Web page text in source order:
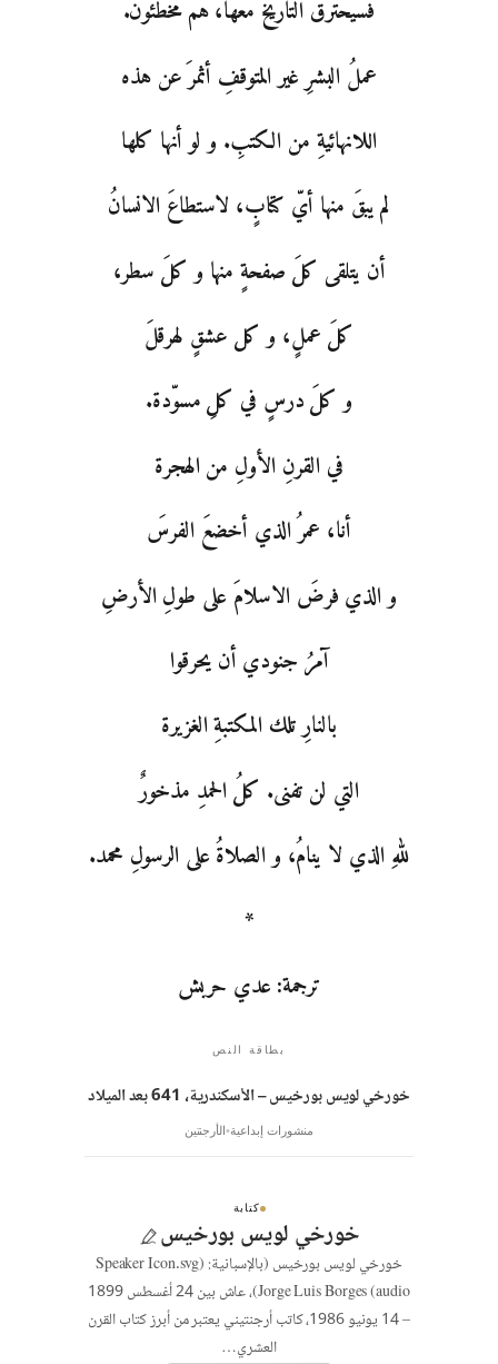
فسيحترقُ التاريخَ معَها، هم مخطئون.
عملُ البشرِ غير المتوقفِ أثمرَ عن هذه
اللانهائيةِ من الكتبِ. و لو أنها كلها
لم يبقَ منها أيّ كتابٍ، لاستطاعَ الانسانُ
أن يتلقى كلَ صفحةٍ منها و كلَ سطر،
كلَ عملٍ، و كل عشقٍ لهرقلَ
و كلَ درسٍ في كلِ مسوّدة.
في القرنِ الأولِ من الهجرة
أنا، عمرُ الذي أخضعَ الفرسَ
و الذي فرضَ الاسلامَ على طولِ الأرضِ
آمرُ جنودي أن يحرقوا
بالنارِ تلك المكتبةِ الغزيرة
التي لن تفنى. كلُ الحمدِ مذخورٌ
للهِ الذي لا ينامُ، و الصلاةُ على الرسولِ محمد.
*
ترجمة: عدي حربش
بطاقة النص
خورخي لويس بورخيس – الأسكندرية، 641 بعد الميلاد
منشورات إبداعية الأرجنتين
كتابة
خورخي لويس بورخيس
خورخي لويس بورخيس (بالإسبانية: (Speaker Icon.svg
audio) Jorge Luis Borges)، عاش بين 24 أغسطس 1899
– 14 يونيو 1986، كاتب أرجنتيني يعتبر من أبرز كتاب القرن
العشري…